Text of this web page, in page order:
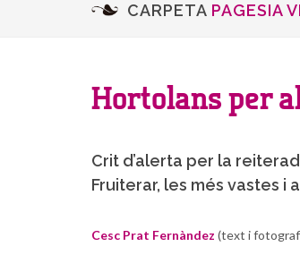
CARPETA PAGESIA
Hortolans per
Crit d’alerta per la
Fruiterar, les més vastes i
Cesc Prat Fernàndez (text i